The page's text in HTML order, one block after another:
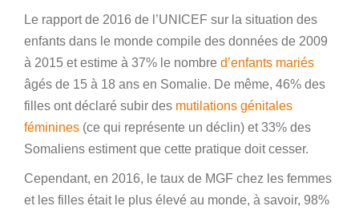
Le rapport de 2016 de l’UNICEF sur la situation des
enfants dans le monde compile des données de 2009
à 2015 et estime à 37% le nombre d’enfants mariés
âgés de 15 à 18 ans en Somalie. De même, 46% des
filles ont déclaré subir des mutilations génitales
féminines (ce qui représente un déclin) et 33% des
Somaliens estiment que cette pratique doit cesser.
Cependant, en 2016, le taux de MGF chez les femmes
et les filles était le plus élevé au monde, à savoir, 98%